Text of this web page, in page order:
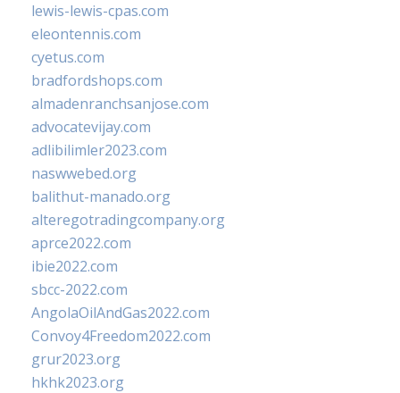
lewis-lewis-cpas.com
eleontennis.com
cyetus.com
bradfordshops.com
almadenranchsanjose.com
advocatevijay.com
adlibilimler2023.com
naswwebed.org
balithut-manado.org
alteregotradingcompany.org
aprce2022.com
ibie2022.com
sbcc-2022.com
AngolaOilAndGas2022.com
Convoy4Freedom2022.com
grur2023.org
hkhk2023.org